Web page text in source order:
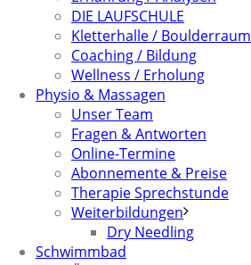
DIE LAUFSCHULE
Kletterhalle / Boulderraum
Coaching / Bildung
Wellness / Erholung
Physio & Massagen
Unser Team
Fragen & Antworten
Online-Termine
Abonnemente & Preise
Therapie Sprechstunde
Weiterbildungen
Dry Needling
Schwimmbad